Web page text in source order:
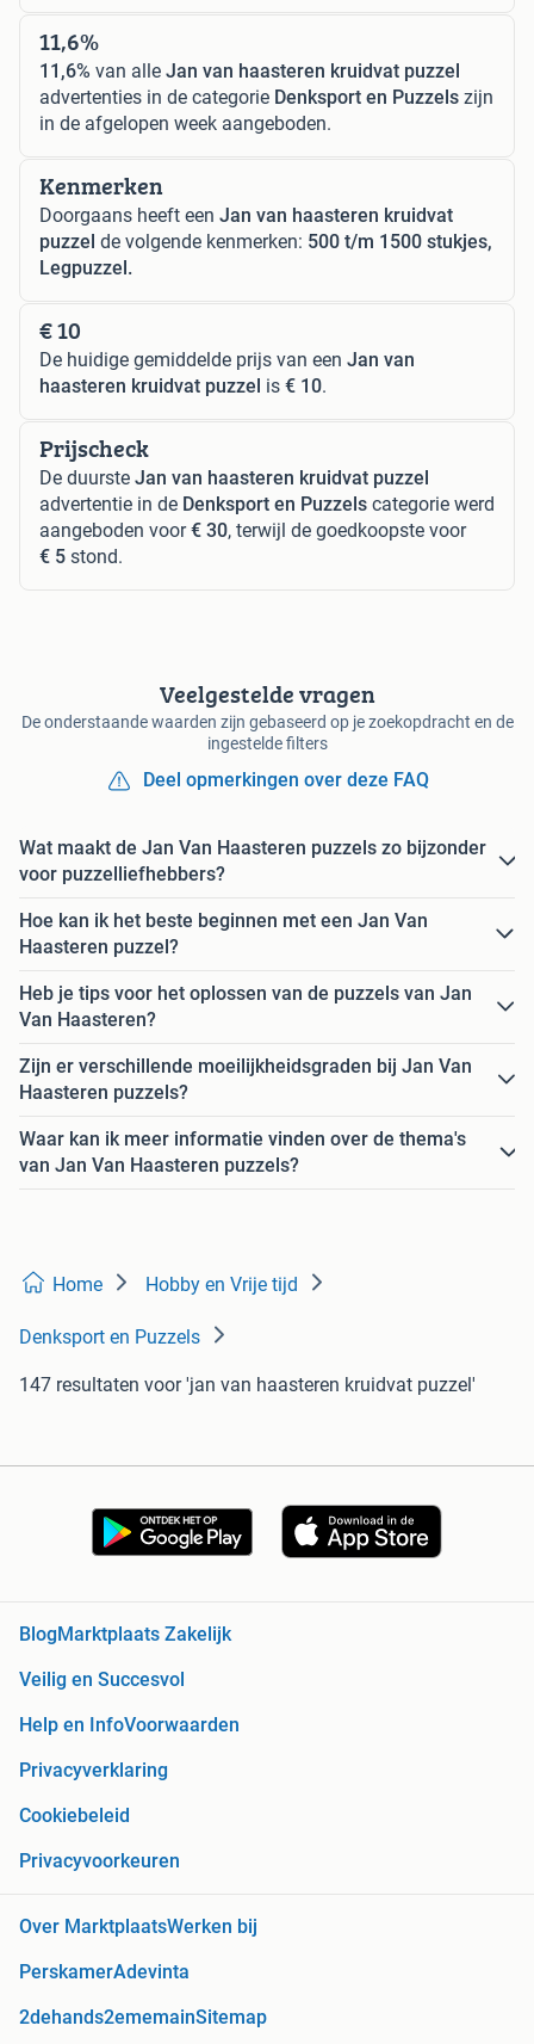
11,6%
11,6% van alle Jan van haasteren kruidvat puzzel
advertenties in de categorie Denksport en Puzzels zijn
in de afgelopen week aangeboden.
Kenmerken
Doorgaans heeft een Jan van haasteren kruidvat
puzzel de volgende kenmerken: 500 t/m 1500 stukjes,
Legpuzzel.
€ 10
De huidige gemiddelde prijs van een Jan van
haasteren kruidvat puzzel is € 10.
Prijscheck
De duurste Jan van haasteren kruidvat puzzel
advertentie in de Denksport en Puzzels categorie werd
aangeboden voor€ 30, terwijl de goedkoopste voor
€ 5 stond.
Veelgestelde vragen
De onderstaande waarden zijn gebaseerd op je zoekopdracht en de
ingestelde filters
Deel opmerkingen over deze FAQ
Wat maakt de Jan Van Haasteren puzzels zo bijzonder
voor puzzelliefhebbers?
Hoe kan ik het beste beginnen met een Jan Van
Haasteren puzzel?
Heb je tips voor het oplossen van de puzzels van Jan
Van Haasteren?
Zijn er verschillende moeilijkheidsgraden bij Jan Van
Haasteren puzzels?
Waar kan ik meer informatie vinden over de thema's
van Jan Van Haasteren puzzels?
Home Hobby en Vrije tijd
Denksport en Puzzels
147 resultaten voor 'jan van haasteren kruidvat puzzel'
Blog Marktplaats Zakelijk
Veilig en Succesvol
Help en InfoVoorwaarden
Privacyverklaring
Cookiebeleid
Privacyvoorkeuren
Over MarktplaatsWerken bij
PerskamerAdevinta
2dehands2ememainSitemap